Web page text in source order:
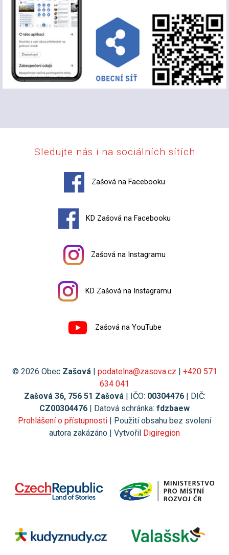
Sledujte nás i na sociálních sítích
Zašová na Facebooku
KD Zašová na Facebooku
Zašová na Instagramu
KD Zašová na Instagramu
Zašová na YouTube
© 2026 Obec Zašová | podatelna@zasova.cz | +420 571
634 041
Zašová 36, 756 51 Zašová | IČO: 00304476| DIČ:
CZ00304476 | Datová schránka: fdzbaew
Prohlášení o přístupnosti | Použití obsahu bez svolení
autora zakázáno | Vytvořil Digiregion